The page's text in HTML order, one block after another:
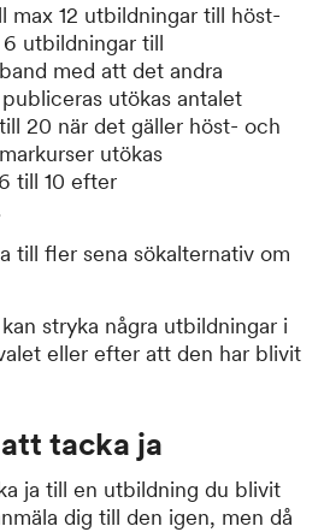
max 12 utbildningar till höst-
utbildningar till
med att det andra
utökas antalet
20 när det gäller höst- och
utökas
till 10 efter
till fler sena sökalternativ om
stryka några utbildningar i
eller efter att den har blivit
tacka ja
ja till en utbildning du blivit
dig till den igen, men då